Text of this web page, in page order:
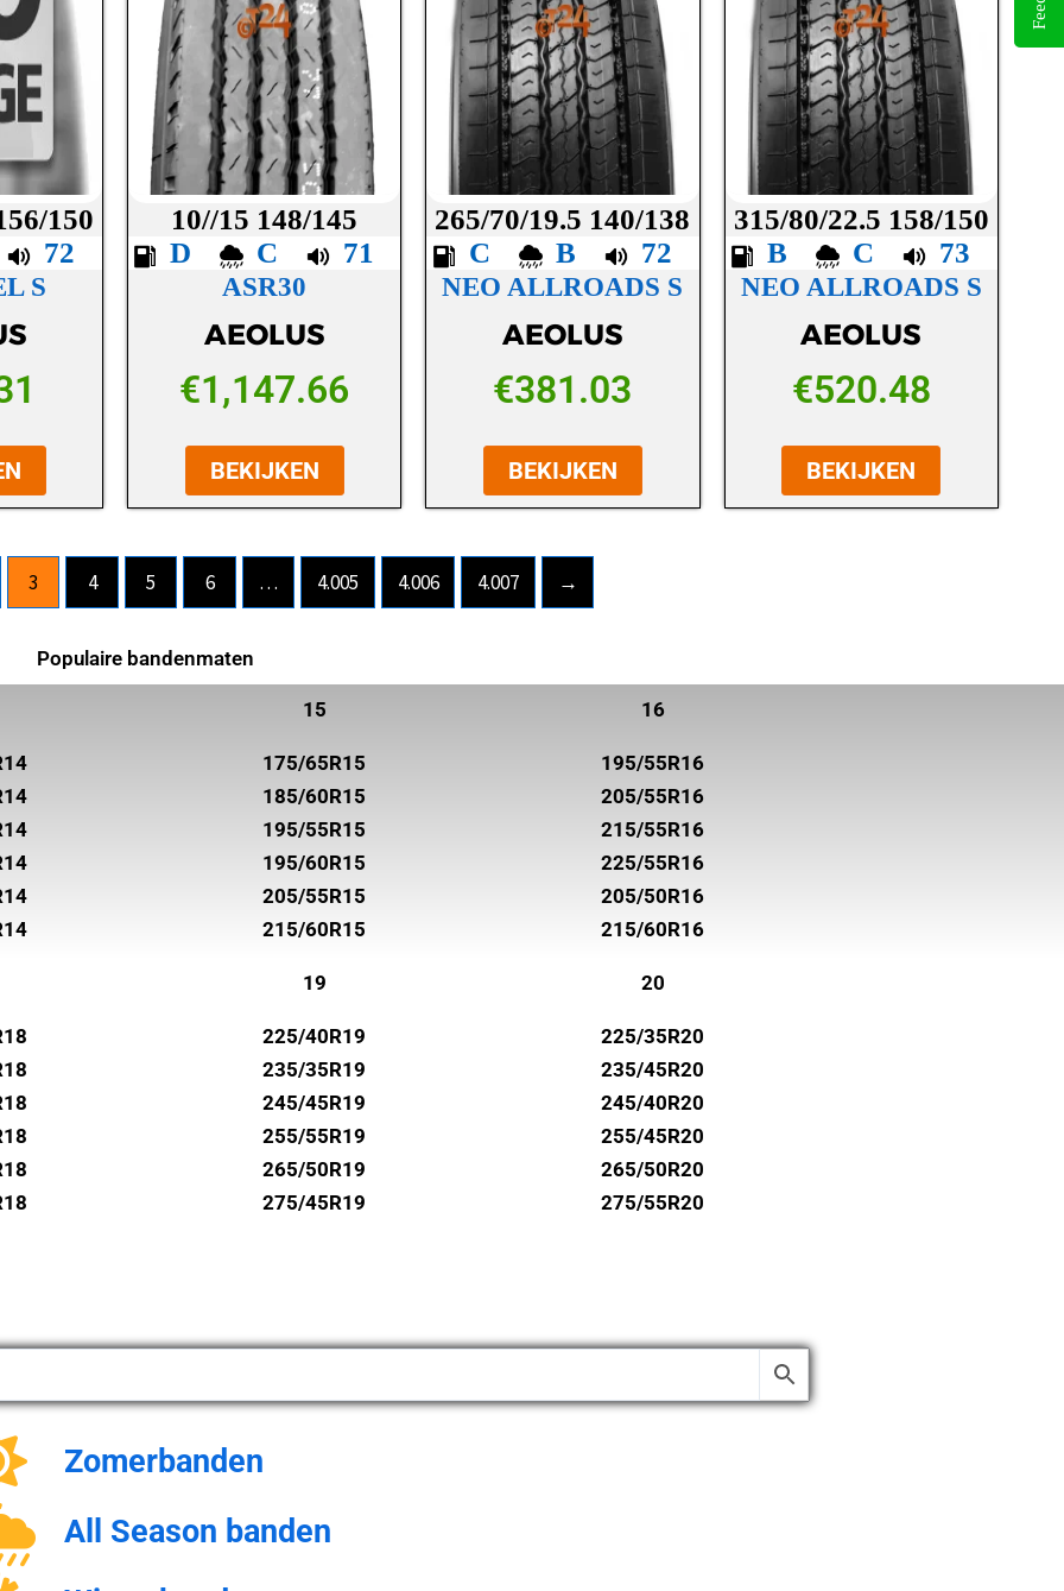
150
72
S
10//15 148/145
D
C 71
ASR30
AEOLUS
€1,147.66
BEKIJKEN
265/70/19.5 140/138
C
B 72
NEO ALLROADS S
AEOLUS
€381.03
BEKIJKEN
315/80/22.5 158/150
B
C 73
NEO ALLROADS S
AEOLUS
€520.48
BEKIJKEN
3 4 5 6 … 4.005 4.006 4.007 →
Populaire bandenmaten
15
175/65R15
185/60R15
195/55R15
195/60R15
205/55R15
215/60R15
16
195/55R16
205/55R16
215/55R16
225/55R16
205/50R16
215/60R16
19
225/40R19
235/35R19
245/45R19
255/55R19
265/50R19
275/45R19
20
225/35R20
235/45R20
245/40R20
255/45R20
265/50R20
275/55R20
Zomerbanden
All Season banden